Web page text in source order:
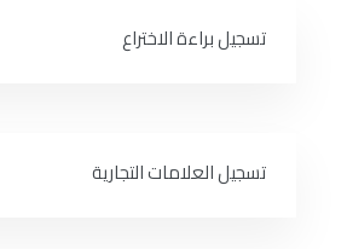
تسجيل براءة الاختراع
تسجيل العلامات التجارية